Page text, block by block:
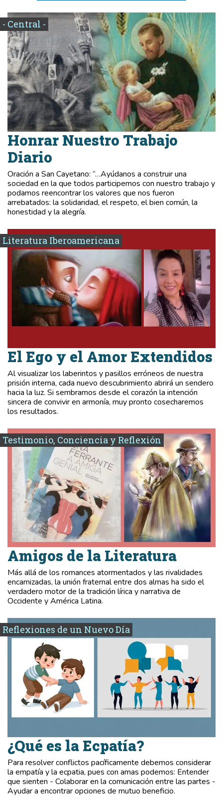
- Central -
Honrar Nuestro Trabajo
Diario
Oración a San Cayetano: “…Ayúdanos a construir una
sociedad en la que todos participemos con nuestro trabajo y
podamos reencontrar los valores que nos fueron
arrebatados: la solidaridad, el respeto, el bien común, la
honestidad y la alegría.
Literatura Iberoamericana
El Ego y el Amor Extendidos
Al visualizar los laberintos y pasillos erróneos de nuestra
prisión interna, cada nuevo descubrimiento abrirá un sendero
hacia la luz. Si sembramos desde el corazón la intención
sincera de convivir en armonía, muy pronto cosecharemos
los resultados.
Testimonio, Conciencia y Reflexión
Amigos de la Literatura
Más allá de los romances atormentados y las rivalidades
encarnizadas, la unión fraternal entre dos almas ha sido el
verdadero motor de la tradición lírica y narrativa de
Occidente y América Latina.
Reflexiones de un Nuevo Día
¿Qué es la Ecpatía?
Para resolver conflictos pacíficamente debemos considerar
la empatía y la ecpatia, pues con amas podemos: Entender
que sienten - Colaborar en la comunicación entre las partes -
Ayudar a encontrar opciones de mutuo beneficio.